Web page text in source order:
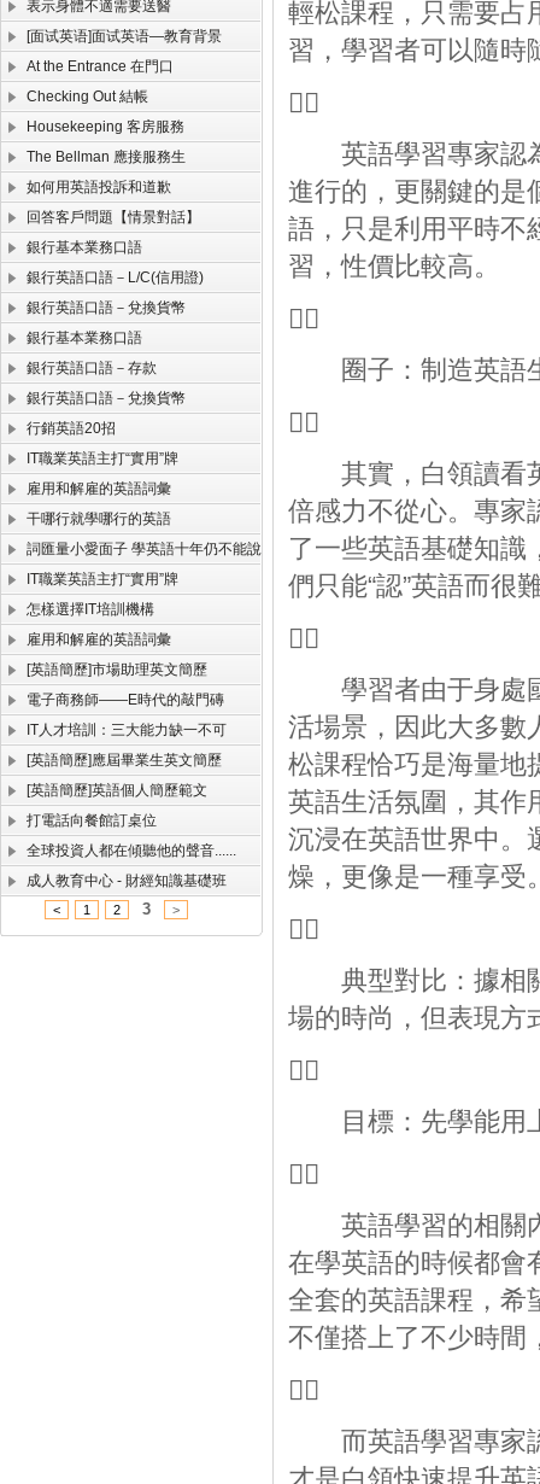
表示身體不適需要送醫
[面试英语]面试英语—教育背景
At the Entrance 在門口
Checking Out 結帳
Housekeeping 客房服務
The Bellman 應接服務生
如何用英語投訴和道歉
回答客戶問題【情景對話】
銀行基本業務口語
銀行英語口語－L/C(信用證)
銀行英語口語－兌換貨幣
銀行基本業務口語
銀行英語口語－存款
銀行英語口語－兌換貨幣
行銷英語20招
IT職業英語主打“實用”牌
雇用和解雇的英語詞彙
干哪行就學哪行的英語
詞匯量小愛面子 學英語十年仍不能說
IT職業英語主打“實用”牌
怎樣選擇IT培訓機構
雇用和解雇的英語詞彙
[英語簡歷]市場助理英文簡歷
電子商務師——E時代的敲門磚
IT人才培訓：三大能力缺一不可
[英語簡歷]應屆畢業生英文簡歷
[英語簡歷]英語個人簡歷範文
打電話向餐館訂桌位
全球投資人都在傾聽他的聲音......
成人教育中心 - 財經知識基礎班
< 1 2 3 >
輕松課程，只需要占
習，學習者可以隨時

英語學習專家認為
進行的，更關鍵的是
語，只是利用平時不
習，性價比較高。

圈子：制造英語

其實，白領讀看英
倍感力不從心。專家
了一些英語基礎知識
們只能“認”英語而很

學習者由于身處國
活場景，因此大多數
松課程恰巧是海量地
英語生活氛圍，其作
沉浸在英語世界中。
燥，更像是一種享受

典型對比：據相關
場的時尚，但表現方

目標：先學能用

英語學習的相關內
在學英語的時候都會
全套的英語課程，希
不僅搭上了不少時間

而英語學習專家認